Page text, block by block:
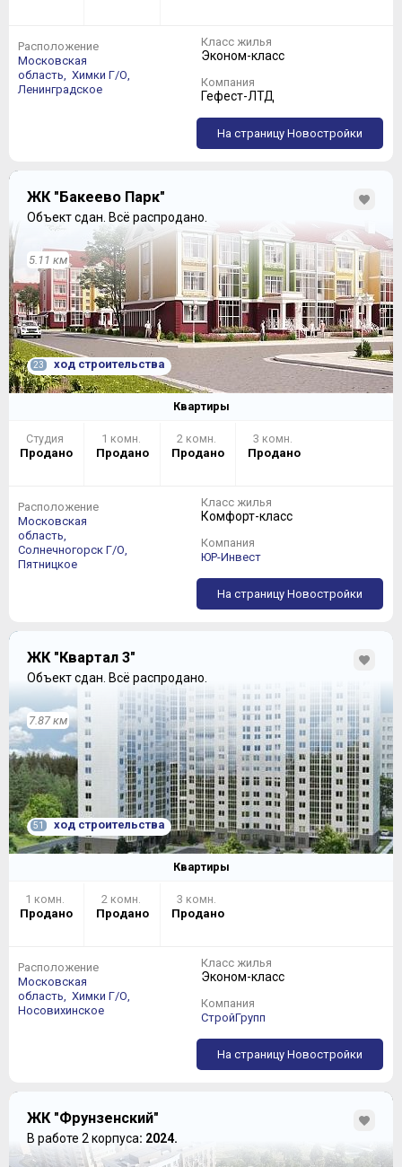
Расположение
Московская
область, Химки Г/О,
Ленинградское
Класс жилья
Эконом-класс
Компания
Гефест-ЛТД
На страницу Новостройки
ЖК "Бакеево Парк"
Объект сдан. Всё распродано.
5.11 км
23 ход строительства
Квартиры
Студия
Продано
1 комн.
Продано
2 комн.
Продано
3 комн.
Продано
Расположение
Московская
область,
Солнечногорск Г/О,
Пятницкое
Класс жилья
Комфорт-класс
Компания
ЮР-Инвест
На страницу Новостройки
ЖК "Квартал 3"
Объект сдан. Всё распродано.
7.87 км
51 ход строительства
Квартиры
1 комн.
Продано
2 комн.
Продано
3 комн.
Продано
Расположение
Московская
область, Химки Г/О,
Носовихинское
Класс жилья
Эконом-класс
Компания
СтройГрупп
На страницу Новостройки
ЖК "Фрунзенский"
В работе 2 корпуса: 2024.